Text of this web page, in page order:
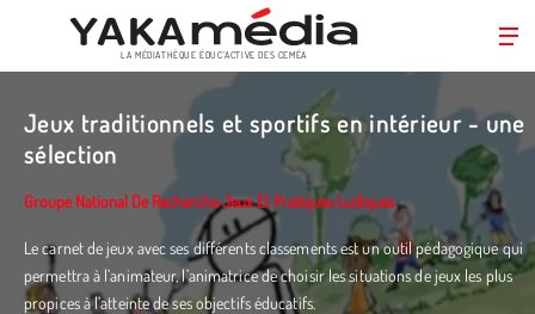
contenu
LA MÉDIATHÈQUE ÉDUC’ACTIVE DES CEMÉA
Jeux traditionnels et sportifs en intérieur - une
sélection
Groupe National De Recherche Jeux Et Pratiques Ludiques
Le carnet de jeux avec ses différents classements est un outil pédagogique qui
permettra à l’animateur, l’animatrice de choisir les situations de jeux les plus
propices à l’atteinte de ses objectifs éducatifs.